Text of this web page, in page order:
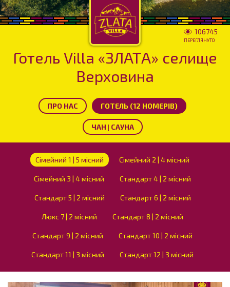
Готель Villa «ЗЛАТА» селище
Верховина
106745
ПЕРЕГЛЯНУТО
ПРО НАС ГОТЕЛЬ (12 НОМЕРІВ)
ЧАН | САУНА
Сімейний 1 | 5 місний Сімейний 2 | 4 місний
Сімейний 3 | 4 місний Стандарт 4 | 2 місний
Стандарт 5 | 2 місний Стандарт 6 | 2 місний
Люкс 7 | 2 місний Стандарт 8 | 2 місний
Стандарт 9 | 2 місний Стандарт 10 | 2 місний
Стандарт 11 | 3 місний Стандарт 12 | 3 місний